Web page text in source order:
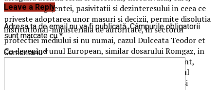
datorita neglijentei, pasivitatii si dezinteresului in ceea ce
priveste adoptarea unor masuri si decizii, permite disolutia
institutional-ministeriala de autoritate, in sectorul
protectiei mediului si nu numai, cazul Dulceata Teodor et
Co devenind unul European, similar dosarului Romgaz, in
mandatul Adrian Constantin Volintiru in care, recent,
autoritatile romane au esuat, arestand denuntatorul
presedintelui acestei companii de stat, fiind salvat si
Leave a Reply
Adresa ta de email nu va fi publicată. Câmpurile obligatorii
sunt marcate cu*
Comentariu*